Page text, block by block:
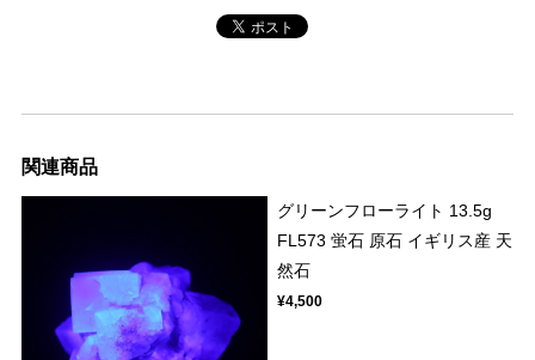
関連商品
グリーンフローライト 13.5g
FL573 蛍石 原石 イギリス産 天
然石
¥4,500